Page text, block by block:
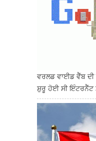
ਵਰਲਡ ਵਾਈਡ ਵੈੱਬ ਦੀ
ਸ਼ੁਰੂ ਹੋਈ ਸੀ ਇੰਟਰਨੈੱਟ